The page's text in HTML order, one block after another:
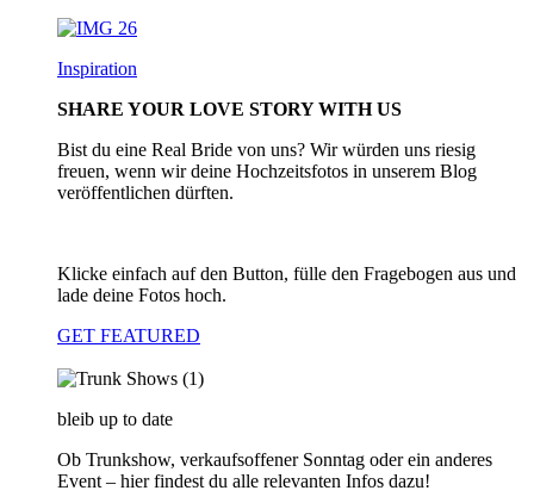
Inspiration
SHARE YOUR LOVE STORY WITH US
Bist du eine Real Bride von uns? Wir würden uns riesig
freuen, wenn wir deine Hochzeitsfotos in unserem Blog
veröffentlichen dürften.
Klicke einfach auf den Button, fülle den Fragebogen aus und
lade deine Fotos hoch.
GET FEATURED
bleib up to date
Ob Trunkshow, verkaufsoffener Sonntag oder ein anderes
Event – hier findest du alle relevanten Infos dazu!